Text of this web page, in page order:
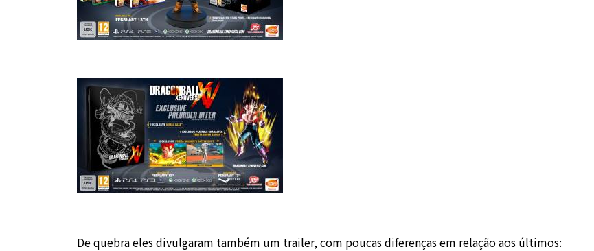
De quebra eles divulgaram também um trailer, com poucas diferenças em relação aos últimos: